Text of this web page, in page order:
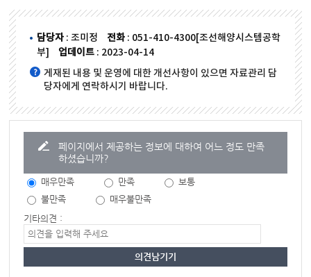
담당자 : 조미정 전화 : 051-410-4300[조선해양시스템공학
부]
업데이트 : 2023-04-14
게재된 내용 및 운영에 대한 개선사항이 있으면 자료관리 담
당자에게 연락하시기 바랍니다.
페이지에서 제공하는 정보에 대하여 어느 정도 만족
하셨습니까?
매우만족 만족
보통
불만족
매우불만족
기타의견 :